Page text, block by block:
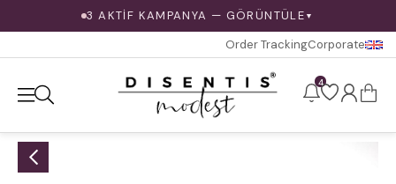
3 AKTİF KAMPANYA — GÖRÜNTÜLE ▼
Order TrackingCorporate
4